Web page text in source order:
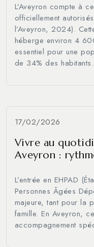
L’Aveyron compte à
officiellement
l’Aveyron, 2024).
héberge environ 4
essentiel pour une
de 34% des
17/02/2026
Vivre au
Aveyron :
L’entrée en EHPAD
Personnes Âgées
majeure, tant pour la
famille. En Aveyron,
accompagnement